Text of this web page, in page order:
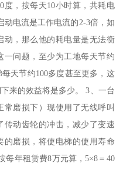
度，按每天10小时算，共耗电
动电流是工作电流的2-3倍，如
动，那么他的耗电量是无法衡
一问题，至少为工地每天节约
天节约100多度甚至更多，这
来的效益将是多少。 3、一台
常磨损下）现使用了无线呼叫
传动齿轮的冲击，减少了变速
的磨损，将使电梯的使用寿命
每年租赁费8万元算，5×8＝40